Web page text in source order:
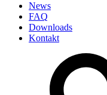
News
FAQ
Downloads
Kontakt